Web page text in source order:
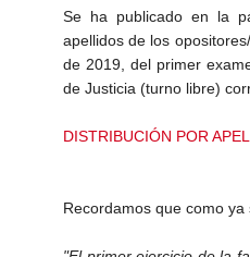
Se ha publicado en la
apellidos de los
de 2019, del primer
de Justicia (turno libre)
DISTRIBUCIÓN POR
Recordamos que como